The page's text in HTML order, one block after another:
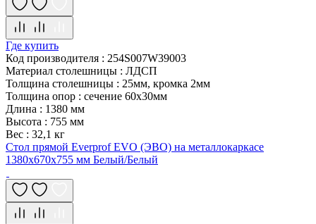
Где купить
Код производителя : 254S007W39003
Материал столешницы : ЛДСП
Толщина столешницы : 25мм, кромка 2мм
Толщина опор : сечение 60х30мм
Длина : 1380 мм
Высота : 755 мм
Вес : 32,1 кг
Стол прямой Everprof EVO (ЭВО) на металлокаркасе
1380х670х755 мм Белый/Белый